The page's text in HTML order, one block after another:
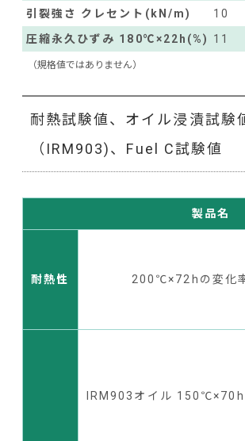
引裂強さ クレセント(kN/m)
10
圧縮永久ひずみ 180℃×22h(%)
11
（規格値ではありません）
耐熱試験値、オイル浸漬試験
（IRM903)、Fuel C試験値
製品名
耐熱性 200℃×72hの変化
IRM903オイル 150℃×70h